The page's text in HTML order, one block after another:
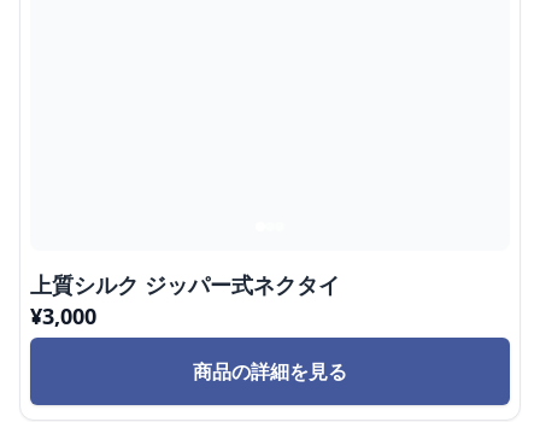
上質シルク ジッパー式ネクタイ
¥3,000
商品の詳細を見る